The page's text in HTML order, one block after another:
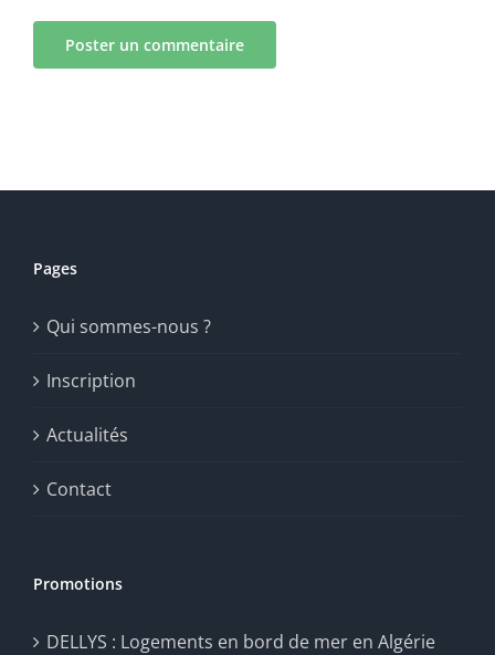
Pages
Qui sommes-nous ?
Inscription
Actualités
Contact
Promotions
DELLYS : Logements en bord de mer en Algérie